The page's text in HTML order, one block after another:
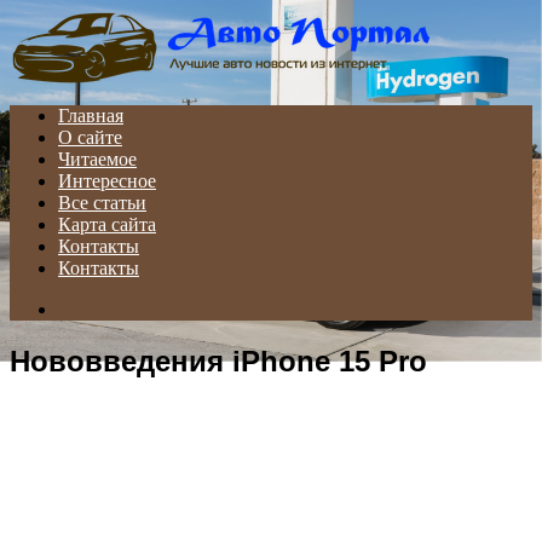
Menu
Главная
О сайте
Читаемое
Интересное
Все статьи
Карта сайта
Контакты
Контакты
for
Нововведения iPhone 15 Pro